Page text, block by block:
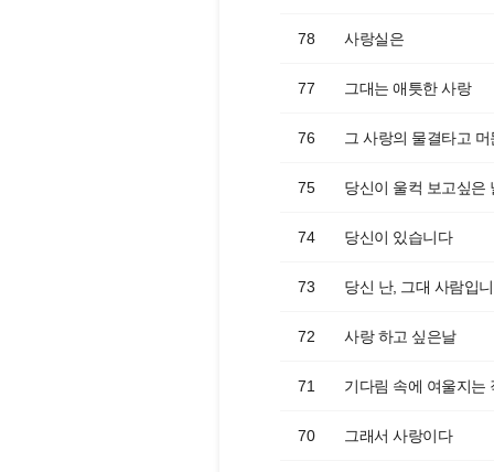
78 사랑실은
77 그대는 애틋한 사랑
76 그 사랑의 물결타고
75 당신이 울컥 보고싶은
74 당신이 있습니다
73 당신 난, 그대 사람입
72 사랑 하고 싶은날
71 기다림 속에 여울지는
70 그래서 사랑이다